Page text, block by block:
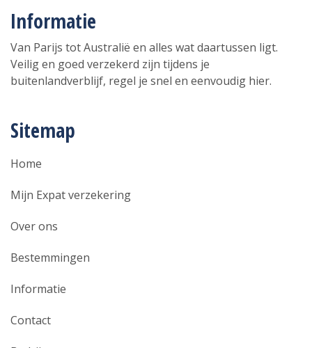
Informatie
Van Parijs tot Australië en alles wat daartussen ligt.
Veilig en goed verzekerd zijn tijdens je
buitenlandverblijf, regel je snel en eenvoudig hier.
Sitemap
Home
Mijn Expat verzekering
Over ons
Bestemmingen
Informatie
Contact